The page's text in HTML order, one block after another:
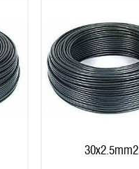
30x2.5mm2